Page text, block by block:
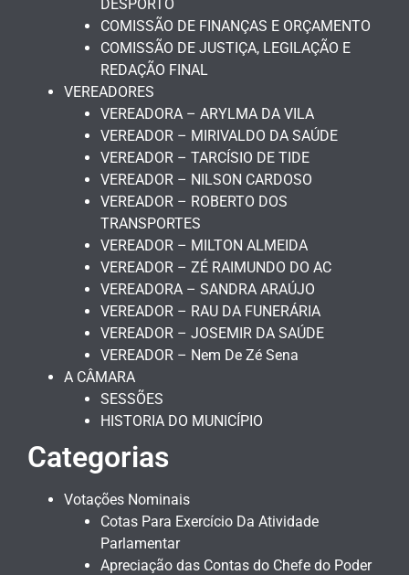
DESPORTO
COMISSÃO DE FINANÇAS E ORÇAMENTO
COMISSÃO DE JUSTIÇA, LEGILAÇÃO E
REDAÇÃO FINAL
VEREADORES
VEREADORA – ARYLMA DA VILA
VEREADOR – MIRIVALDO DA SAÚDE
VEREADOR – TARCÍSIO DE TIDE
VEREADOR – NILSON CARDOSO
VEREADOR – ROBERTO DOS
TRANSPORTES
VEREADOR – MILTON ALMEIDA
VEREADOR – ZÉ RAIMUNDO DO AC
VEREADORA – SANDRA ARAÚJO
VEREADOR – RAU DA FUNERÁRIA
VEREADOR – JOSEMIR DA SAÚDE
VEREADOR – Nem De Zé Sena
A CÂMARA
SESSÕES
HISTORIA DO MUNICÍPIO
Categorias
Votações Nominais
Cotas Para Exercício Da Atividade
Parlamentar
Apreciação das Contas do Chefe do Poder